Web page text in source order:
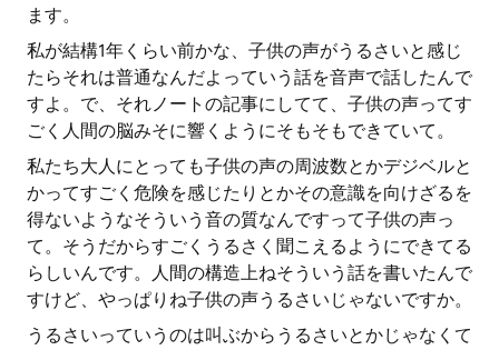
ます。
私が結構1年くらい前かな、子供の声がうるさいと感じ
たらそれは普通なんだよっていう話を音声で話したんで
すよ。で、それノートの記事にしてて、子供の声ってす
ごく人間の脳みそに響くようにそもそもできていて。
私たち大人にとっても子供の声の周波数とかデジベルと
かってすごく危険を感じたりとかその意識を向けざるを
得ないようなそういう音の質なんですって子供の声っ
て。そうだからすごくうるさく聞こえるようにできてる
らしいんです。人間の構造上ねそういう話を書いたんで
すけど、やっぱりね子供の声うるさいじゃないですか。
うるさいっていうのは叫ぶからうるさいとかじゃなくて